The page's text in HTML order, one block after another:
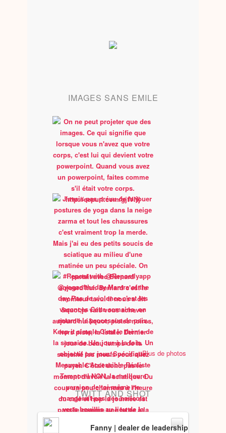
IMAGES SANS EMILE
Plus de photos
TWITT AND SHOT
Fanny | dealer de leadership